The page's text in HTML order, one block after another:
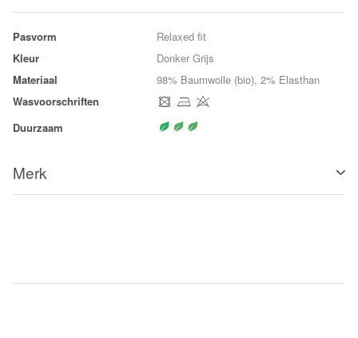
Pasvorm
Relaxed fit
Kleur
Donker Grijs
Materiaal
98% Baumwolle (bio), 2% Elasthan
Wasvoorschriften
Duurzaam
Merk